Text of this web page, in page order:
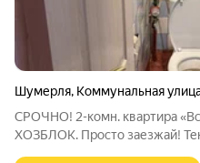
Шумерля, Коммунальная
СРОЧНО! 2-комн. квартира
ХОЗБЛОК. Просто заезжай!